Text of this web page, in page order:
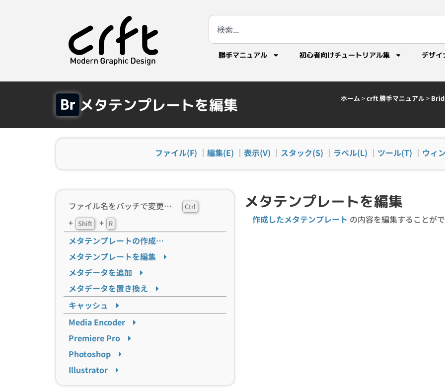
勝手マニュアル 初心者向けチュートリアル集 デザイ
メタテンプレートを編集 ホーム >crft 勝手マニュアル>
ファイル(F) ｜ 編集(E) ｜ 表示(V) ｜ スタック(S) ｜ ラベル(L) ｜ ツール(T) ｜ ウィ
ファイル名をバッチで変更… Ctrl
+ Shift + R
メタテンプレートの作成…
メタテンプレートを編集
メタデータを追加
メタデータを置き換え
キャッシュ
Media Encoder
Premiere Pro
Photoshop
Illustrator
メタテンプレートを編集
作成したメタテンプレート の内容を編集することがで